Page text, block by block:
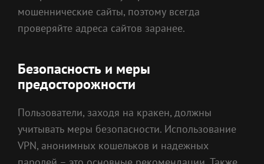
мошеннические сайты, поэтому всегда
проверяйте адреса сайтов заранее.
Безопасность и меры
предосторожности
Пользователи, заходя на кракен, должны
учитывать меры безопасности. Использование
VPN, анонимных кошельков и надежных